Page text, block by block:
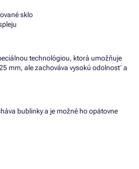
sklo
technológiou, ktorá umožňuje
mm, ale zachováva vysokú odolnosť a
bublinky a je možné ho opätovne